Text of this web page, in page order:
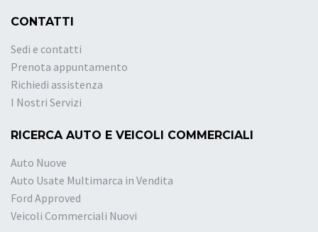
CONTATTI
Sedi e contatti
Prenota appuntamento
Richiedi assistenza
I Nostri Servizi
RICERCA AUTO E VEICOLI COMMERCIALI
Auto Nuove
Auto Usate Multimarca in Vendita
Ford Approved
Veicoli Commerciali Nuovi